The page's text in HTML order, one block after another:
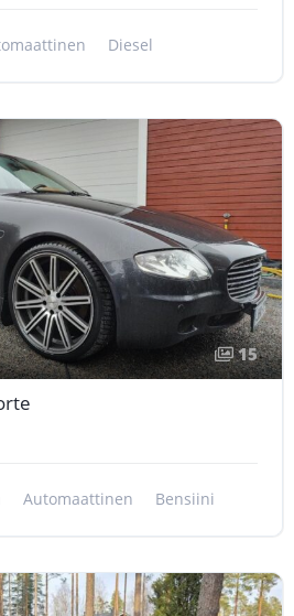
Diesel
15
Automaattinen Bensiini